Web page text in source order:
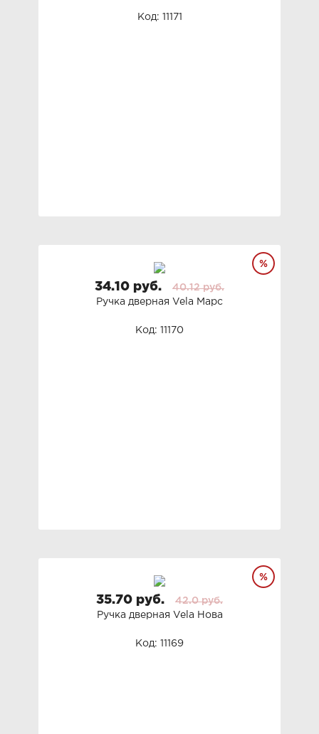
Код: 11171
34.10 руб.
40.12 руб.
Ручка дверная Vela Марс
Код: 11170
35.70 руб.
42.0 руб.
Ручка дверная Vela Нова
Код: 11169